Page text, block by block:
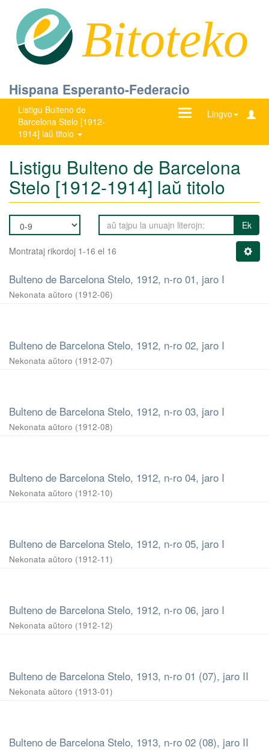
Bitoteko
Hispana Esperanto-Federacio
Listigu Bulteno de
Barcelona Stelo [1912-
1914] laŭ titolo
Lingvo
Ŝanĝu
Listigu Bulteno de Barcelona
Stelo [1912-1914] laŭ titolo
Ek
Montrataj rikordoj 1-16 el 16
Bulteno de Barcelona Stelo, 1912, n-ro 01, jaro I
Nekonata aŭtoro (1912-06)
Bulteno de Barcelona Stelo, 1912, n-ro 02, jaro I
Nekonata aŭtoro (1912-07)
Bulteno de Barcelona Stelo, 1912, n-ro 03, jaro I
Nekonata aŭtoro (1912-08)
Bulteno de Barcelona Stelo, 1912, n-ro 04, jaro I
Nekonata aŭtoro (1912-10)
Bulteno de Barcelona Stelo, 1912, n-ro 05, jaro I
Nekonata aŭtoro (1912-11)
Bulteno de Barcelona Stelo, 1912, n-ro 06, jaro I
Nekonata aŭtoro (1912-12)
Bulteno de Barcelona Stelo, 1913, n-ro 01 (07), jaro II
Nekonata aŭtoro (1913-01)
Bulteno de Barcelona Stelo, 1913, n-ro 02 (08), jaro II